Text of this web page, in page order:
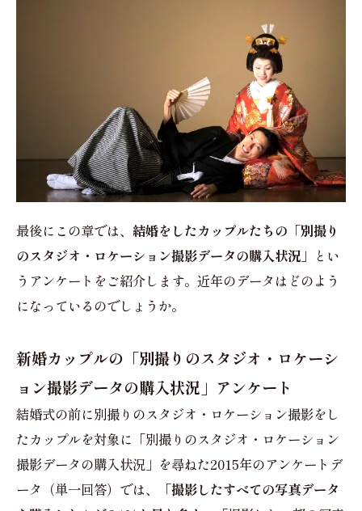
最後にこの章では、 結婚をしたカップルたちの「別撮り
のスタジオ・ロケーション撮影データの購入状況」 とい
うアンケートをご紹介します。近年のデータはどのよう
になっているのでしょうか。
新婚カップルの「別撮りのスタジオ・ロケーシ
ョン撮影データの購入状況」アンケート
結婚式の前に別撮りのスタジオ・ロケーション撮影をし
たカップルを対象に「別撮りのスタジオ・ロケーション
撮影データの購入状況」を尋ねた2015年のアンケートデ
ータ（単一回答）では、
「撮影したすべての写真データ